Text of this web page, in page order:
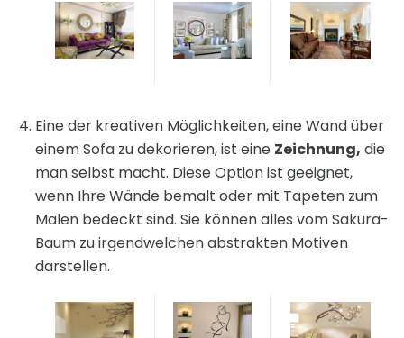
Eine der kreativen Möglichkeiten, eine Wand über
einem Sofa zu dekorieren, ist eine Zeichnung, die
man selbst macht. Diese Option ist geeignet,
wenn Ihre Wände bemalt oder mit Tapeten zum
Malen bedeckt sind. Sie können alles vom Sakura-
Baum zu irgendwelchen abstrakten Motiven
darstellen.